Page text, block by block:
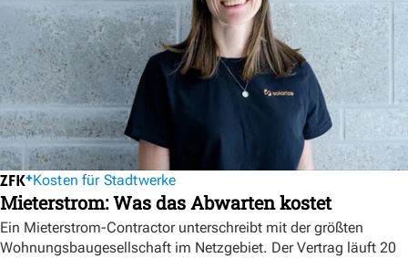
Kosten für Stadtwerke
Mieterstrom: Was das Abwarten kostet
Ein Mieterstrom-Contractor unterschreibt mit der größten
Wohnungsbaugesellschaft im Netzgebiet. Der Vertrag läuft 20